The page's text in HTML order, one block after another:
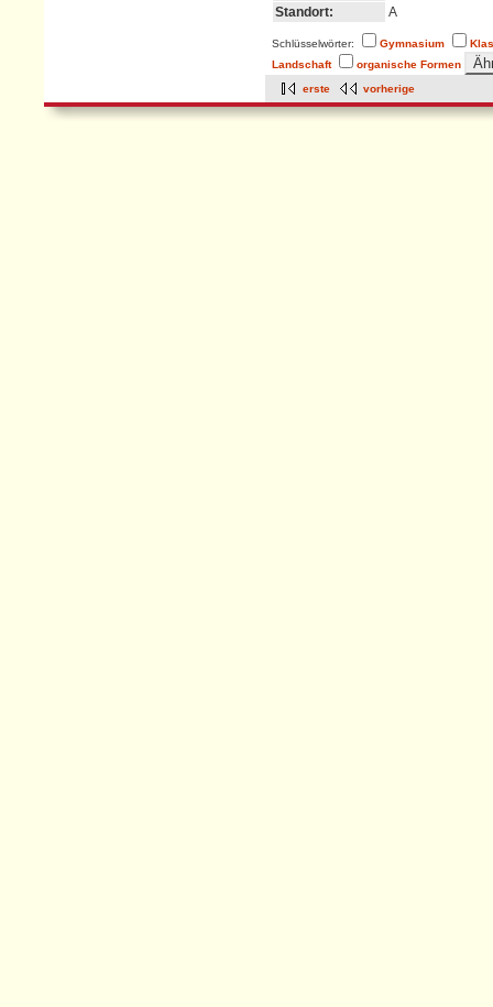
Standort:
A
Schlüsselwörter: Gymnasium
Landschaft
organische Formen
erste
vorherige